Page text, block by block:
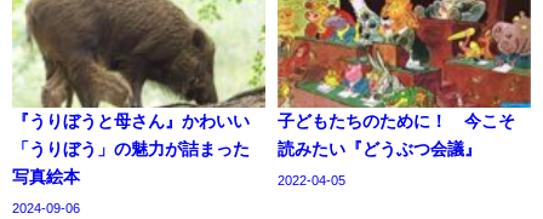
『うりぼうと母さん』かわいい
「うりぼう」の魅力が詰まった
写真絵本
2024-09-06
子どもたちのために！ 今こそ
読みたい『どうぶつ会議』
2022-04-05